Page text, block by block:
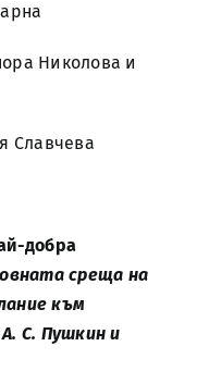
Николова и
Славчева
добра
среща на
към
С. Пушкин и